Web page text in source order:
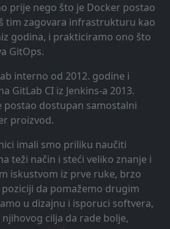
prije nego što je Docker postao
tim zagovara infrastrukturu kao
godina, i prakticiramo ono što
GitOps.
interno od 2012. godine i
GitLab CI iz Jenkins-a 2013.
postao dostupan samostalni
proizvod.
imali smo priliku naučiti
teži način i steći veliko znanje i
iskustvom iz prve ruke, brzo
poziciji da pomažemo drugim
u dizajnu i isporuci softvera,
cilja da rade bolje,